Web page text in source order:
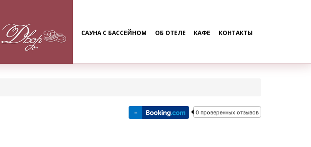
САУНА С БАССЕЙНОМ ОБ ОТЕЛЕ КАФЕ КОНТАКТЫ
- 0 проверенных отзывов